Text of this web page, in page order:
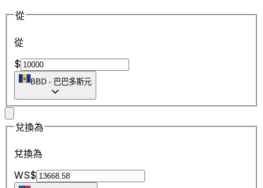
從
從
$
BBD - 巴巴多斯元
兌換為
兌換為
WS$